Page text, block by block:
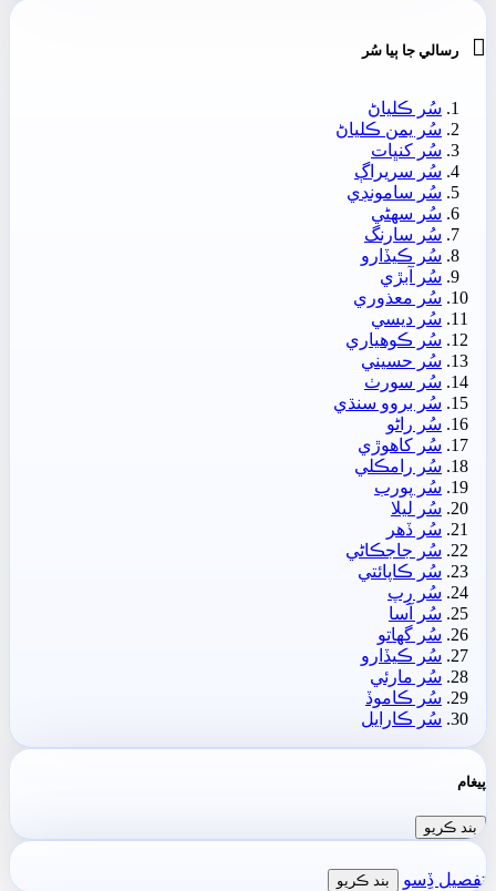
 رسالي جا ٻيا سُر
سُر ڪلياڻ
سُر يمن ڪلياڻ
سُر کنڀات
سُر سريراڳ
سُر سامونڊي
سُر سھڻي
سُر سارنگ
سُر ڪيڏارو
سُر آبڙي
سُر معذوري
سُر ديسي
سُر ڪوھياري
سُر حسيني
سُر سورٺ
سُر بروو سنڌي
سُر راڻو
سُر کاھوڙي
سُر رامڪلي
سُر پورب
سُر ليلا
سُر ڏھر
سُر جاجڪاڻي
سُر ڪاپائتي
سُر رِپ
سُر آسا
سُر گهاتو
سُر ڪيڏارو
سُر مارئي
سُر ڪاموڏ
سُر ڪارايل
پيغام
بند ڪريو
تفصيل ڏِسو بند ڪريو